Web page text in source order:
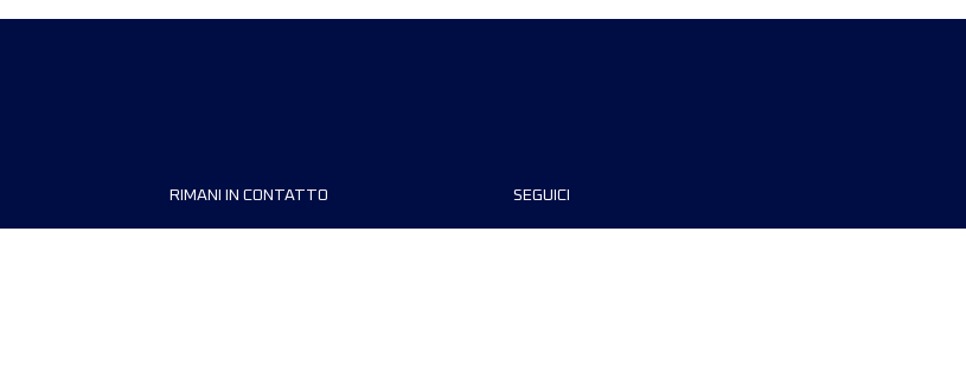
RIMANI IN CONTATTO SEGUICI